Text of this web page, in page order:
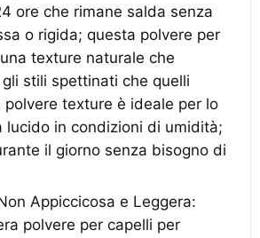
ore che rimane salda senza
o rigida; questa polvere per
texture naturale che
stili spettinati che quelli
texture è ideale per lo
lucido in condizioni di umidità;
il giorno senza bisogno di
Appiccicosa e Leggera:​
polvere per capelli per